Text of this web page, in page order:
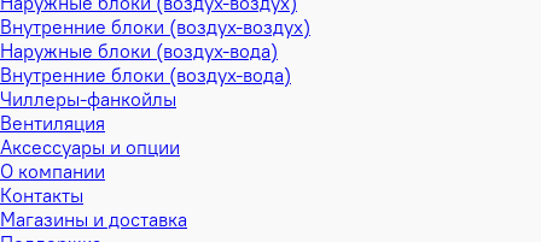
Внутренние блоки (воздух-воздух)
Наружные блоки (воздух-вода)
Внутренние блоки (воздух-вода)
Чиллеры-фанкойлы
Вентиляция
Аксессуары и опции
О компании
Контакты
Магазины и доставка